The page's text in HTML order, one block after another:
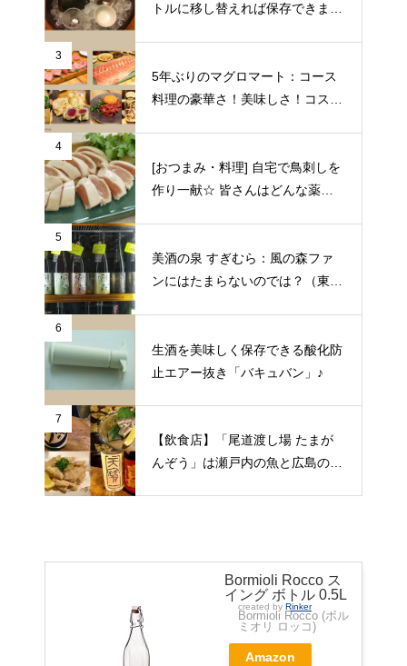
トルに移し替えれば保存できます
3
5年ぶりのマグロマート：コース
料理の豪華さ！美味しさ！コスパ
4
[おつまみ・料理] 自宅で鳥刺しを
作り一献☆ 皆さんはどんな薬味
5
美酒の泉 すぎむら：風の森ファ
ンにはたまらないのでは？（東京
6
生酒を美味しく保存できる酸化防
止エアー抜き「バキュバン」♪
7
【飲食店】「尾道渡し場 たまが
んぞう」は瀬戸内の魚と広島の日
Bormioli Rocco ス
イング ボトル 0.5L
created by Rinker
Bormioli Rocco (ボル
ミオリ ロッコ)
Amazon